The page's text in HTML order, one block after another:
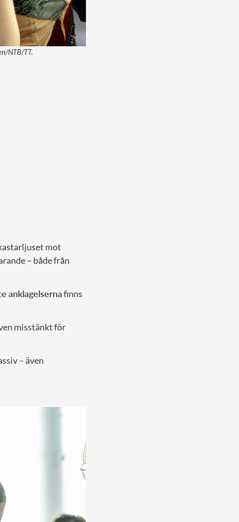
NTB/TT.
mot
– både från
anklagelsernafinns
misstänkt för
– även